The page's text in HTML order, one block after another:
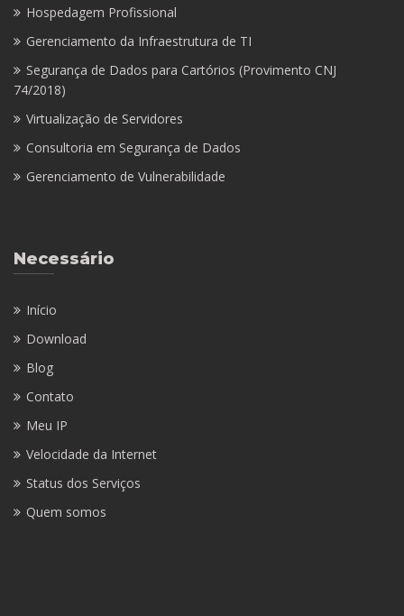
Hospedagem Profissional
Gerenciamento da Infraestrutura de TI
Segurança de Dados para Cartórios (Provimento CNJ
74/2018)
Virtualização de Servidores
Consultoria em Segurança de Dados
Gerenciamento de Vulnerabilidade
Necessário
Início
Download
Blog
Contato
Meu IP
Velocidade da Internet
Status dos Serviços
Quem somos